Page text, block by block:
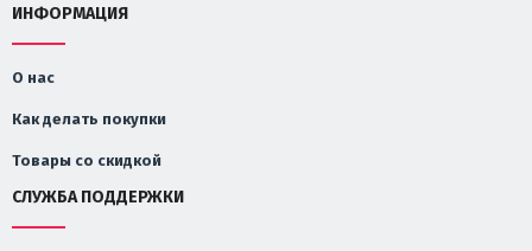
ИНФОРМАЦИЯ
О нас
Как делать покупки
Товары со скидкой
СЛУЖБА ПОДДЕРЖКИ